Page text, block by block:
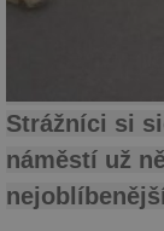
Strážníci si
náměstí už